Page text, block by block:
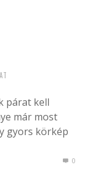
párat kell
már most
gyors körkép
0